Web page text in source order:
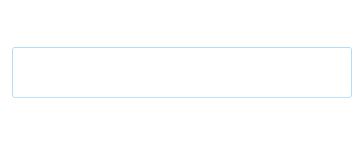
Что будет с наличными деньгами при цифровом